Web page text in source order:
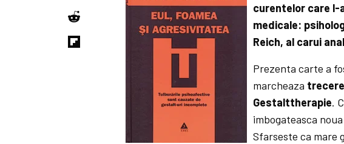
curentelor care l-
medicale:
Reich, al carui
Prezenta carte a
marcheaza
Gestalttherapie.
imbogateasca
Sfarseste ca mare